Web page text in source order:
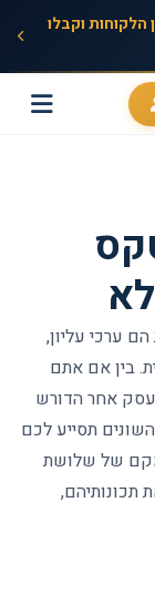
הלקוחות וקבלו
ערכי עליון,
בין אם אתם
עסק אחר הדורש
תסייע לכם
של שלושת
תכונותיהם,